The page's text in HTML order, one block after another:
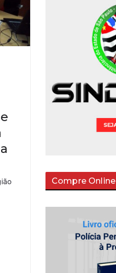
Compre Online